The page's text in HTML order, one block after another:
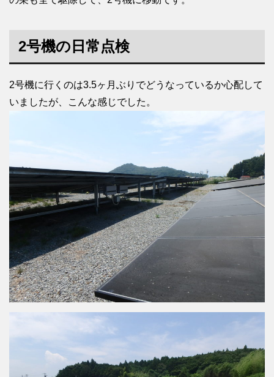
2号機の日常点検
2号機に行くのは3.5ヶ月ぶりでどうなっているか心配して
いましたが、こんな感じでした。